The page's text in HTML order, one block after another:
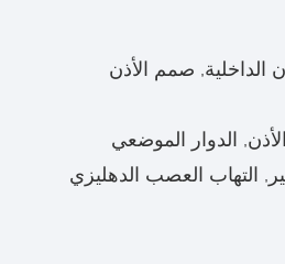
الداخلية, صمم الأذن
الدوار الموضعي
التهاب العصب الدهليزي